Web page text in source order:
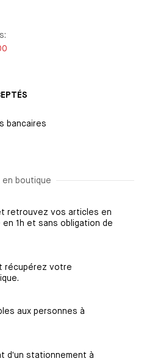
:
bancaires
en boutique
retrouvez vos articles en
en 1h et sans obligation de
récupérez votre
aux personnes à
d'un stationnement à